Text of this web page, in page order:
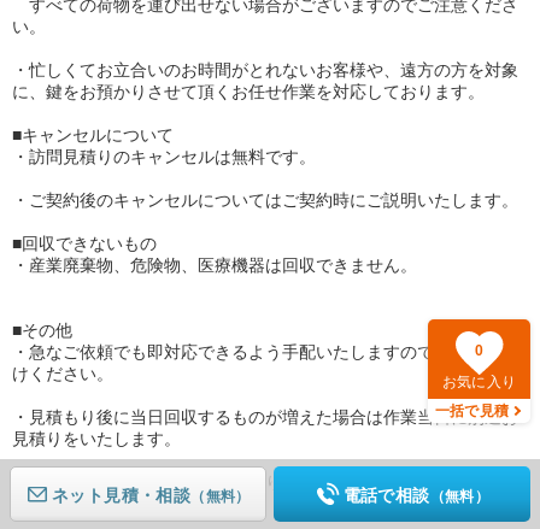
0
お気に入り
一括で見積
すべての荷物を運び出せない場合がございますのでご注意くださ
い。
・忙しくてお立合いのお時間がとれないお客様や、遠方の方を対象
に、鍵をお預かりさせて頂くお任せ作業を対応しております。
■キャンセルについて
・訪問見積りのキャンセルは無料です。
・ご契約後のキャンセルについてはご契約時にご説明いたします。
■回収できないもの
・産業廃棄物、危険物、医療機器は回収できません。
■その他
・急なご依頼でも即対応できるよう手配いたしますので、お申し付
けください。
・見積もり後に当日回収するものが増えた場合は作業当日に別途お
見積りをいたします。
・日程や時間指定など、可能な限りご希望をかなえられるよう調整
させていただきます。
ネット見積 （無料） 電話で相談 （無料）